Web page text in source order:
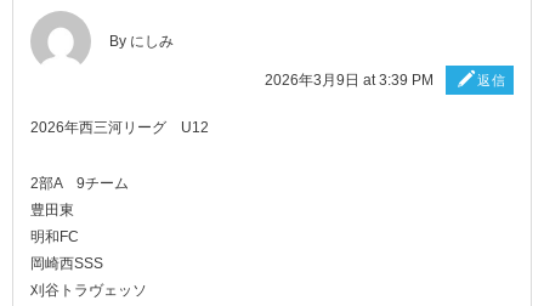
By にしみ
2026年3月9日 at 3:39 PM 返信
2026年西三河リーグ U12
2部A 9チーム
豊田東
明和FC
岡崎西SSS
刈谷トラヴェッソ